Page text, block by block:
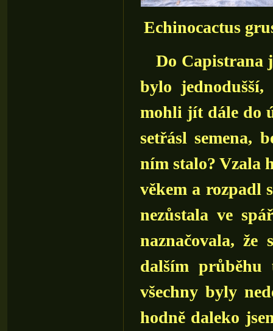
Echinocactus
Do Capistrana
bylo
mohli jít dále do
setřásl semena,
ním stalo? Vzala
věkem a rozpadl
nezůstala ve
naznačovala,
dalším průběhu
všechny byly
hodně daleko